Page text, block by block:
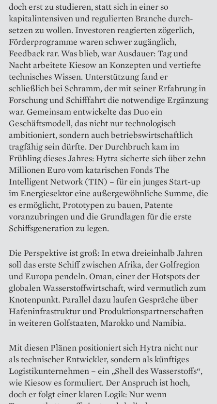
doch erst zu studieren, statt sich in einer so
kapitalintensiven und regulierten Branche durch­
setzen zu wollen. Investoren reagierten zögerlich,
Förderprogramme waren schwer zugänglich,
Feedback rar. Was blieb, war Ausdauer: Tag und
Nacht arbeitete Kiesow an Konzepten und vertiefte
technisches Wissen. Unterstützung fand er
schließlich bei Schramm, der mit seiner Erfahrung in
Forschung und Schifffahrt die notwendige Ergänzung
war. Gemeinsam entwickelte das Duo ein
Geschäftsmodell, das nicht nur technologisch
ambitioniert, sondern auch betriebswirtschaftlich
tragfähig sein dürfte. Der Durchbruch kam im
Frühling dieses Jahres: Hytra sicherte sich über zehn
Millionen Euro vom katarischen Fonds The
Intelligent Network (TIN) – für ein junges Start-up
im Energiesektor eine außer­gewöhnliche Summe, die
es ermöglicht, Prototypen zu bauen, Patente
voranzubringen und die Grundlagen für die erste
Schiffsgeneration zu legen.
Die Perspektive ist groß: In etwa dreieinhalb Jahren
soll das erste Schiff zwischen Afrika, der Golfregion
und Europa pendeln. Oman, einer der Hotspots der
globalen Wasserstoffwirtschaft, wird vermutlich zum
Knotenpunkt. Parallel dazu laufen Gespräche über
Hafeninfrastruktur und Produktionspartnerschaften
in ­weiteren Golfstaaten, Marokko und Namibia.
Mit diesen Plänen positioniert sich Hytra nicht nur
als technischer Entwickler, sondern als ­künftiges
Logistikunternehmen – ein „Shell des Wasserstoffs“,
wie ­Kiesow es formuliert. Der Anspruch ist hoch,
doch er folgt einer klaren Logik: Nur wenn